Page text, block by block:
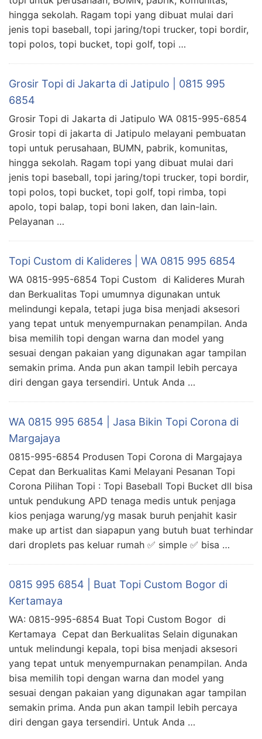
hingga sekolah. Ragam topi yang dibuat mulai dari
jenis topi baseball, topi jaring/topi trucker, topi bordir,
topi polos, topi bucket, topi golf, topi …
Grosir Topi di Jakarta di Jatipulo | 0815 995
6854
Grosir Topi di Jakarta di Jatipulo WA 0815-995-6854
Grosir topi di jakarta di Jatipulo melayani pembuatan
topi untuk perusahaan, BUMN, pabrik, komunitas,
hingga sekolah. Ragam topi yang dibuat mulai dari
jenis topi baseball, topi jaring/topi trucker, topi bordir,
topi polos, topi bucket, topi golf, topi rimba, topi
apolo, topi balap, topi boni laken, dan lain-lain.
Pelayanan …
Topi Custom di Kalideres | WA 0815 995 6854
WA 0815-995-6854 Topi Custom di Kalideres Murah
dan Berkualitas Topi umumnya digunakan untuk
melindungi kepala, tetapi juga bisa menjadi aksesori
yang tepat untuk menyempurnakan penampilan. Anda
bisa memilih topi dengan warna dan model yang
sesuai dengan pakaian yang digunakan agar tampilan
semakin prima. Anda pun akan tampil lebih percaya
diri dengan gaya tersendiri. Untuk Anda …
WA 0815 995 6854 | Jasa Bikin Topi Corona di
Margajaya
0815-995-6854 Produsen Topi Corona di Margajaya
Cepat dan Berkualitas Kami Melayani Pesanan Topi
Corona Pilihan Topi : Topi Baseball Topi Bucket dll bisa
untuk pendukung APD tenaga medis untuk penjaga
kios penjaga warung/yg masak buruh penjahit kasir
make up artist dan siapapun yang butuh buat terhindar
dari droplets pas keluar rumah ✅ simple ✅ bisa …
0815 995 6854 | Buat Topi Custom Bogor di
Kertamaya
WA: 0815-995-6854 Buat Topi Custom Bogor di
Kertamaya Cepat dan Berkualitas Selain digunakan
untuk melindungi kepala, topi bisa menjadi aksesori
yang tepat untuk menyempurnakan penampilan. Anda
bisa memilih topi dengan warna dan model yang
sesuai dengan pakaian yang digunakan agar tampilan
semakin prima. Anda pun akan tampil lebih percaya
diri dengan gaya tersendiri. Untuk Anda …